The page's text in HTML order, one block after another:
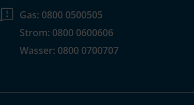
Gas: 0800 0500505
Strom: 0800 0600606
Wasser: 0800 0700707